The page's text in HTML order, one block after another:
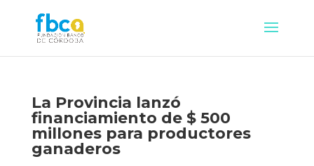
La Provincia lanzó
financiamiento de $ 500
millones para productores
ganaderos